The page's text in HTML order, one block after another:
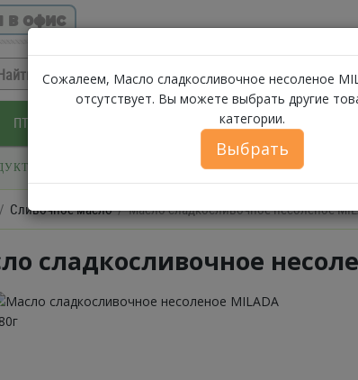
в офис
ПТИЦА МОЛОЧНЫЕ
ПРОДУКТЫ
ФЕРМЕРСКИЕ ПРОДУКТЫ ИКРА
Сливочное масло Масло сладкосливочное несоленое
Сожалеем, Масло сладкосливочное несоленое
отсутствует. Вы можете выбрать другие
категории.
Выбрать
сладкосливочное